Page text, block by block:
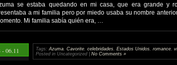
se estaba quedando en mi casa, que era grande y
a mi familia pero por miedo usaba su nombre
Mi familia sabía quién era, …
- 06.11 Tags: Azuma Cavorite celebridades Estados Unidos romance
Posted in Uncategorized | No Comments »